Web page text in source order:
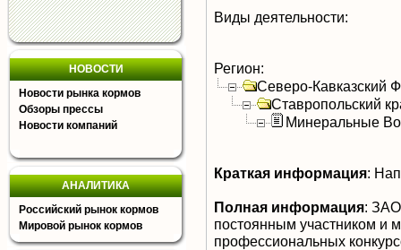
НОВОСТИ
Новости рынка кормов
Обзоры прессы
Новости компаний
АНАЛИТИКА
Российский рынок кормов
Мировой рынок кормов
Виды деятельности:
Регион:
Северо-Кавказский
Ставропольский
Минеральные
Краткая информация:
Полная информация: ЗАО
постоянным участником и
профессиональных